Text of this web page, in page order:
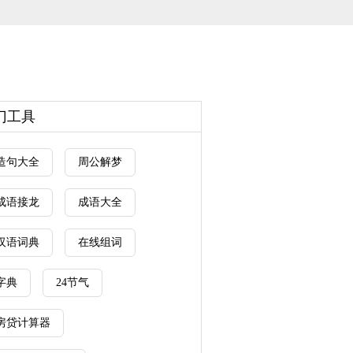
工具
句大全 周公解梦
语接龙 成语大全
语词典 在线组词
典 24节气
贷计算器